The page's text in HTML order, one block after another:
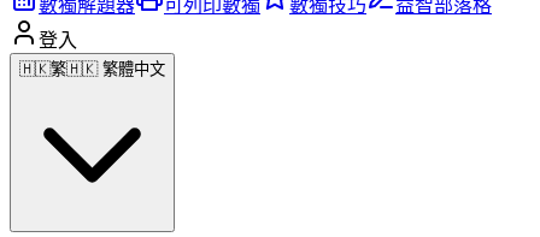
數獨解題器 可列印數獨 數獨技巧
益智部落格
登入
🇭🇰繁🇭🇰 繁體中文